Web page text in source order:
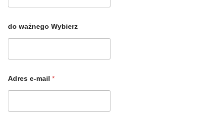
do ważnego Wybierz
Adres e-mail *